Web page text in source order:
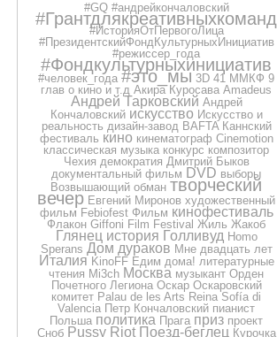
#GQ #андрейкончаловский
#Грантдлякреативныхкоманд
#ИсторияОтПервогоЛица
#ПрезидентскийФондКультурныхИнициатив
#режиссер_года
#Фондкультурныхинициатив
#человек_года #это_мы 3D 41 ММКФ 9
глав о кино и т.д Акира Куросава Amadeus
Андрей Тарковский Андрей
Кончаловский искусство Искусство и
реальность дизайн-завод BAFTA Каннский
фестиваль кино кинематограф Cinemotion
классическая музыка конкурс композитор
Чехия демократия Дмитрий Быков
документальный фильм DVD выборы
Возвышающий обман творческий
вечер Евгений Миронов художественный
фильм Febiofest Фильм кинофестиваль
Флакон Giffoni Film Festival Жиль Жакоб
Глянец история Голливуд Homo
Sperans Дом дураков Мне двадцать лет
Италия KinoFF Едим дома! литературные
чтения Mi3ch Москва музыкант Орден
Почетного Легиона Оскар Оскаровский
комитет Palau de les Arts Reina Sofía di
Valencia Петр Кончаловский пианист
Польша политика Прага приз проект
Сноб Pussy Riot Поезд-беглец Курочка